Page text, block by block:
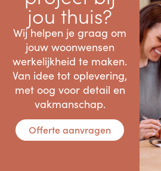
jou thuis?
Wij helpen je graag om
jouw woonwensen
werkelijkheid te maken.
Van idee tot oplevering,
met oog voor detail en
vakmanschap.
Offerte aanvragen